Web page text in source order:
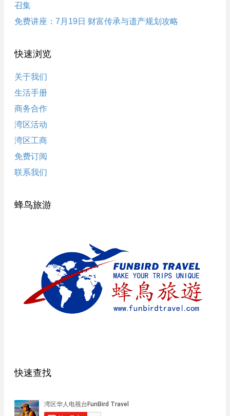
召集
免费讲座：7月19日 财富传承与遗产规划攻略
快速浏览
关于我们
生活手册
商务合作
湾区活动
湾区工商
免费订阅
联系我们
蜂鸟旅游
快速查找